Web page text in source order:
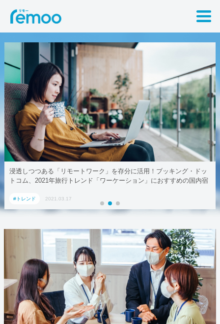
浸透しつつある「リモートワーク」を存分に活用！ブッキング・ドッ
トコム、2021年旅行トレンド「ワーケーション」におすすめの国内宿
#トレンド 2021.03.17